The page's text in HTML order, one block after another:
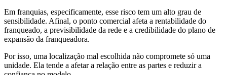
Em franquias, especificamente, esse risco tem um alto grau de
sensibilidade. Afinal, o ponto comercial afeta a rentabilidade do
franqueado, a previsibilidade da rede e a credibilidade do plano de
expansão da franqueadora.
Por isso, uma localização mal escolhida não compromete só uma
unidade. Ela tende a afetar a relação entre as partes e reduzir a